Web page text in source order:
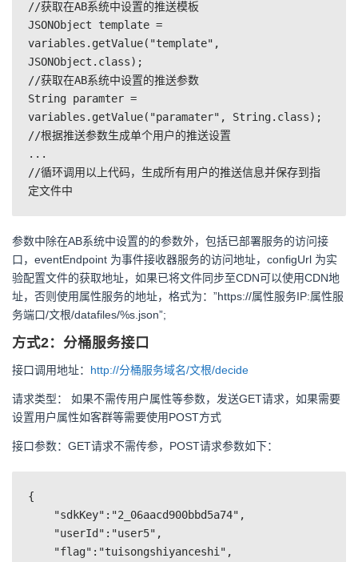
//获取在AB系统中设置的推送模板
JSONObject template =
variables.getValue("template",
JSONObject.class);
//获取在AB系统中设置的推送参数
String paramter =
variables.getValue("paramater", String.class);
//根据推送参数生成单个用户的推送设置
...
//循环调用以上代码，生成所有用户的推送信息并保存到指
定文件中
参数中除在AB系统中设置的的参数外，包括已部署服务的访问接
口，eventEndpoint 为事件接收器服务的访问地址，configUrl 为实
验配置文件的获取地址，如果已将文件同步至CDN可以使用CDN地
址，否则使用属性服务的地址，格式为：”https://属性服务IP:属性服
务端口/文根/datafiles/%s.json”;
方式2：分桶服务接口
接口调用地址： http://分桶服务域名/文根/decide
请求类型： 如果不需传用户属性等参数，发送GET请求，如果需要
设置用户属性如客群等需要使用POST方式
接口参数：GET请求不需传参，POST请求参数如下：
{
    "sdkKey":"2_06aacd900bbd5a74",
    "userId":"user5",
    "flag":"tuisongshiyanceshi",